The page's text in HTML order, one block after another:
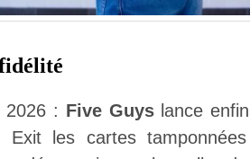
2026 : Five Guyslance
Exit les cartes